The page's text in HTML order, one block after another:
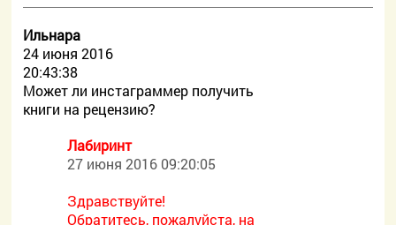
Ильнара
24 июня 2016
20:43:38
Может ли инстаграммер получить
книги на рецензию?
Лабиринт
27 июня 2016 09:20:05
Здравствуйте!
Обратитесь, пожалуйста, на